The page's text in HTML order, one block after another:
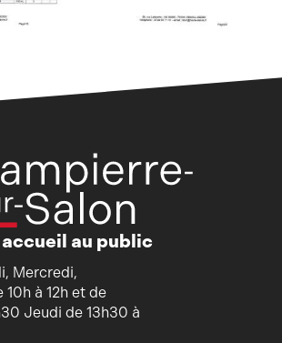
au public
Mercredi,
10h à 12h et de
Jeudi de 13h30 à